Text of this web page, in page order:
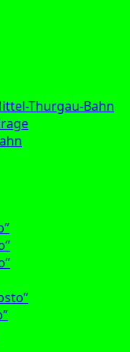
Thurgau-Bahn